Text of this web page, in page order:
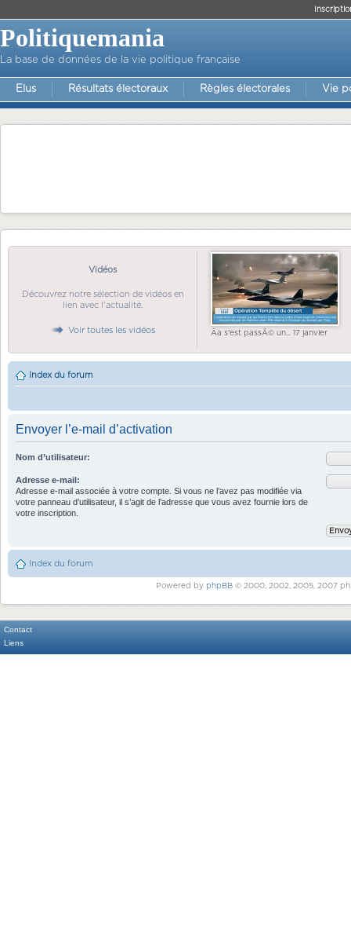
Politiquemania
La base de données de la vie politique française
Elus Résultats électoraux Règles électorales Vie
Vidéos
Découvrez notre sélection de vidéos en
lien avec l'actualité.
Voir toutes les vidéos Ãa s'est passÃ© un... 17 janvier
Index du forum
Envoyer l’e-mail d’activation
Nom d’utilisateur:
Adresse e-mail:
Adresse e-mail associée à votre compte. Si vous ne l’avez pas modifiée via
votre panneau d’utilisateur, il s’agit de l’adresse que vous avez fournie lors de
votre inscription.
Index du forum
Powered by phpBB© 2000, 2002, 2005, 2007
Contact
Liens